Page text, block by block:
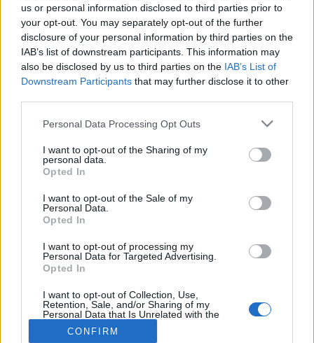
us or personal information disclosed to third parties prior to
your opt-out. You may separately opt-out of the further
disclosure of your personal information by third parties on the
IAB’s list of downstream participants. This information may
also be disclosed by us to third parties on the IAB’s List of
Downstream Participants that may further disclose it to other
Please note that this website/app uses one or more Google
not limited to your visit or usage behaviour. You may click to
grant or deny consent to Google and its third-party tags to
use your data for below specified purposes in below Google
consent section.
Personal Data Processing Opt Outs
I want to opt-out of the Sharing of my
personal data.
Opted In
I want to opt-out of the Sale of my
Personal Data.
Opted In
I want to opt-out of processing my
Personal Data for Targeted Advertising.
Opted In
I want to opt-out of Collection, Use,
Retention, Sale, and/or Sharing of my
Personal Data that Is Unrelated with the
Purposes for which it was collected.
Opted Out
CONFIRM